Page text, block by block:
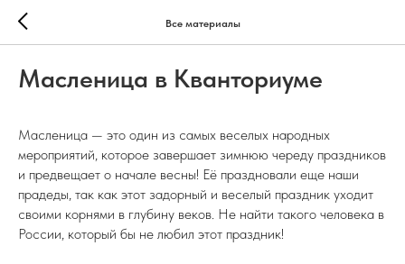
Все материалы
Масленица в Кванториуме
Масленица — это один из самых веселых народных
мероприятий, которое завершает зимнюю череду праздников
и предвещает о начале весны! Её праздновали еще наши
прадеды, так как этот задорный и веселый праздник уходит
своими корнями в глубину веков. Не найти такого человека в
России, который бы не любил этот праздник!